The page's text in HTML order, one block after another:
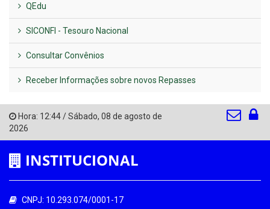
QEdu
SICONFI - Tesouro Nacional
Consultar Convênios
Receber Informações sobre novos Repasses
Hora: 12:44/Sábado, 08 de agosto de
2026
INSTITUCIONAL
CNPJ: 10.293.074/0001-17